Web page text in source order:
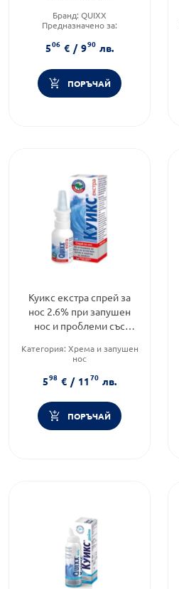
Бранд: QUIXX
Предназначено за:
Приложение:назално
506 € / 990 лв.
ПОРЪЧАЙ
Куикс екстра спрей за
нос 2.6% при запушен
нос и проблеми със
Категория: Хрема и запушен
нос
възрастни/деца
Форма на продукта:спрей
598 € / 1170 лв.
ПОРЪЧАЙ